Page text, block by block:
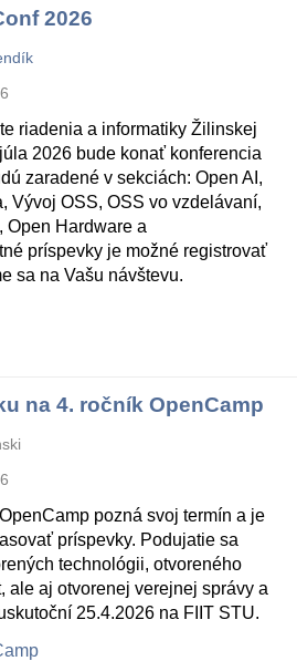
2026
riadenia a informatiky Žilinskej
2026 bude konať konferencia
zaradené v sekciách: Open AI,
Vývoj OSS, OSS vo vzdelávaní,
Open Hardware a
príspevky je možné registrovať
sa na Vašu návštevu.
na 4. ročník OpenCamp
pozná svoj termín a je
príspevky. Podujatie sa
technológii, otvoreného
ale aj otvorenej verejnej správy a
25.4.2026 na FIIT STU.